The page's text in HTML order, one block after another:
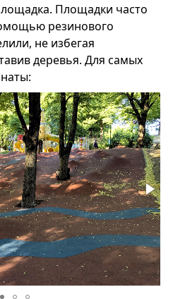
Площадки часто
резинового
не избегая
деревья. Для самых